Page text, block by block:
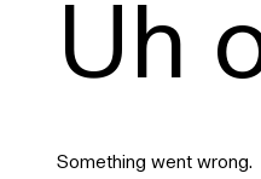
Uh
Something went wrong.